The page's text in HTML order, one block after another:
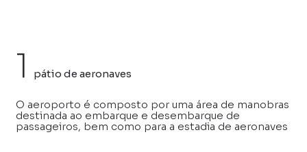
1 pátio de aeronaves
O aeroporto é composto por uma área de manobras
destinada ao embarque e desembarque de
passageiros, bem como para a estadia de aeronaves